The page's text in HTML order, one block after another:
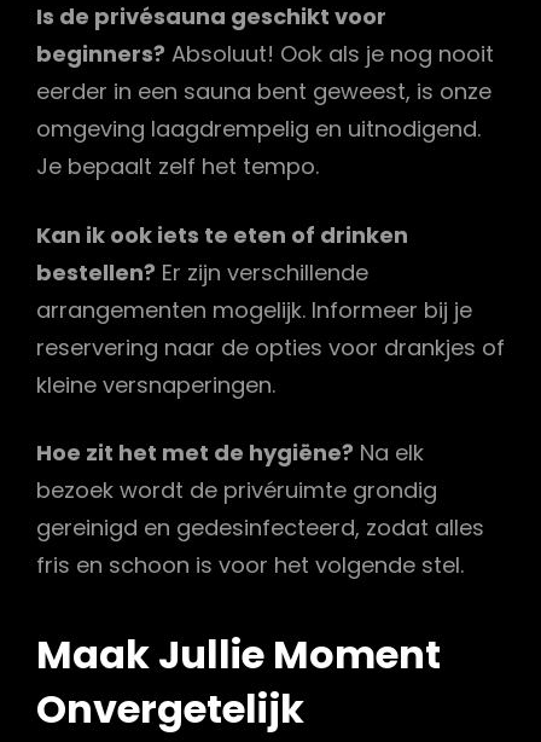
Is de privésauna geschikt voor
beginners? Absoluut! Ook als je nog nooit
eerder in een sauna bent geweest, is onze
omgeving laagdrempelig en uitnodigend.
Je bepaalt zelf het tempo.
Kan ik ook iets te eten of drinken
bestellen? Er zijn verschillende
arrangementen mogelijk. Informeer bij je
reservering naar de opties voor drankjes of
kleine versnaperingen.
Hoe zit het met de hygiëne? Na elk
bezoek wordt de privéruimte grondig
gereinigd en gedesinfecteerd, zodat alles
fris en schoon is voor het volgende stel.
Maak Jullie Moment
Onvergetelijk